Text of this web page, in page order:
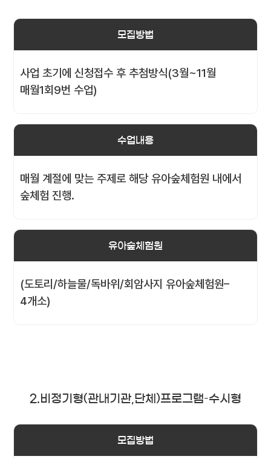
모집방법
사업 초기에 신청접수 후 추첨방식(3월~11월
매월1회9번 수업)
수업내용
매월 계절에 맞는 주제로 해당 유아숲체험원 내에서
숲체험 진행.
유아숲체험원
(도토리/하늘물/독바위/회암사지 유아숲체험원–
4개소)
2.비정기형(관내기관,단체)프로그램–수시형
모집방법